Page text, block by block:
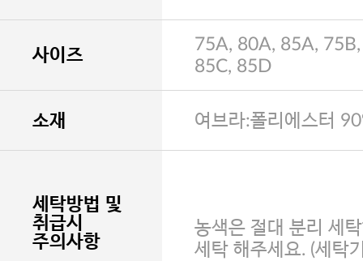
사이즈
75A, 80A, 85A,
85C, 85D
소재 여브라:폴리에스터
세탁방법 및
취급시
주의사항
농색은 절대 분리 세
세탁 해주세요. (세탁